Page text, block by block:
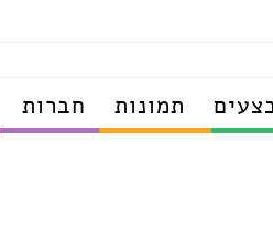
תמונות חברות